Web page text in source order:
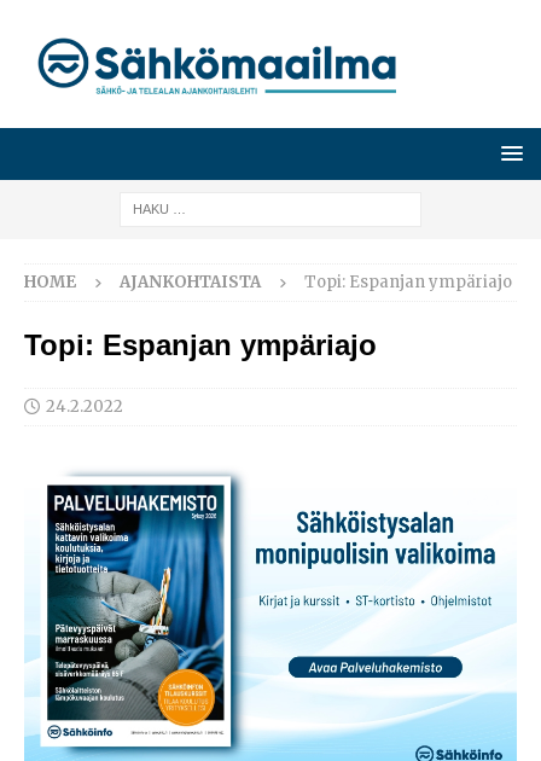
HOME AJANKOHTAISTA Topi: Espanjan ympäriajo
Topi: Espanjan ympäriajo
24.2.2022